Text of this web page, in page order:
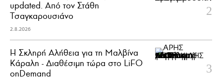
updated. Aπό τον Στάθη
Τσαγκαρουσιάνο
2.8.2026
Η Σκληρή Αλήθεια για τη Μαλβίνα
Κάραλη - Διαθέσιμη τώρα στo LiFO
onDemand